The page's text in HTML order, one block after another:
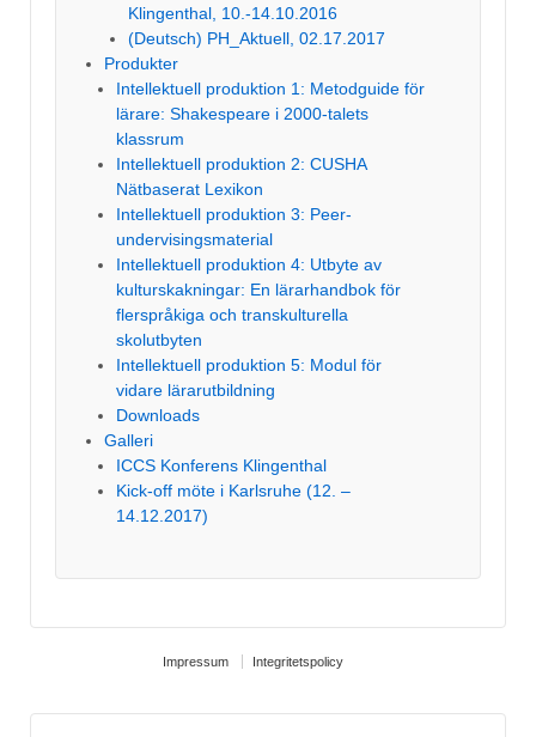
Klingenthal, 10.-14.10.2016
(Deutsch) PH_Aktuell, 02.17.2017
Produkter
Intellektuell produktion 1: Metodguide för
lärare: Shakespeare i 2000-talets
klassrum
Intellektuell produktion 2: CUSHA
Nätbaserat Lexikon
Intellektuell produktion 3: Peer-
undervisingsmaterial
Intellektuell produktion 4: Utbyte av
kulturskakningar: En lärarhandbok för
flerspråkiga och transkulturella
skolutbyten
Intellektuell produktion 5: Modul för
vidare lärarutbildning
Downloads
Galleri
ICCS Konferens Klingenthal
Kick-off möte i Karlsruhe (12. –
14.12.2017)
Impressum Integritetspolicy